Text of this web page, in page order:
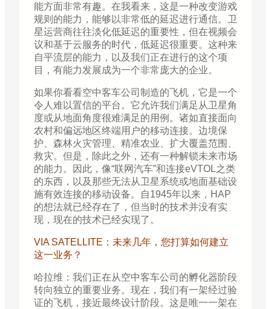
能方面非常有趣。在我看来，这是一种改变游戏
规则的能力，能够以非常低的延迟进行通信。卫
星运营商往往淡化低延迟的重要性，但在视频会
议和基于云服务的时代，低延迟很重要。这种来
自平流层的能力，以及我们正在进行的这个项
目，有能力发展成为一个非常庞大的企业。
如果你看看空中客车公司制造的飞机，它是一个
令人难以置信的平台。它允许我们满足从卫星角
度或从地面角度很难满足的用例。诸如直接面向
农村和偏远地区终端用户的移动连接。边境保
护、森林火灾管理、精准农业、扩大覆盖范围、
救灾。但是，除此之外，还有一种解锁未来市场
的能力。因此，像“联网汽车”和连接eVTOL之类
的东西，以及那些无法从卫星系统或地面基础设
施有效连接的移动设备。自1945年以来，HAP
的想法就已经存在了，但当时的技术并没有实
现，现在的技术已经实现了。
VIA SATELLITE：未来几年，您打算如何建立
这一业务？
哈拉维：我们正在从空中客车公司的孵化器阶段
转向独立的重要业务。现在，我们有一架经过验
证的飞机，接近最终设计阶段。这是唯一一架在